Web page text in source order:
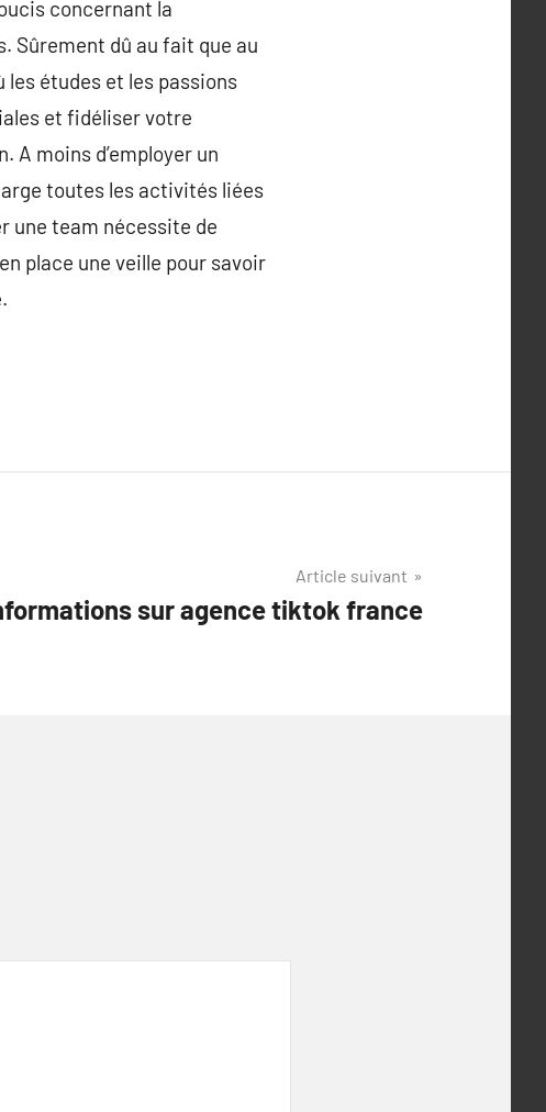
concernant la
Sûrement dû au fait que au
les études et les passions
et fidéliser votre
moins d’employer un
toutes les activités liées
une team nécessite de
place une veille pour savoir
Article suivant
sur agence tiktok france